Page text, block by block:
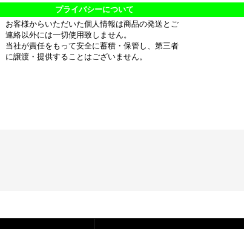
プライバシーについて
お客様からいただいた個人情報は商品の発送とご
連絡以外には一切使用致しません。
当社が責任をもって安全に蓄積・保管し、第三者
に譲渡・提供することはございません。